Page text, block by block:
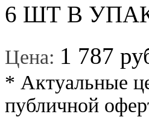
6 ШТ В
Цена: 1 787
* Актуальные
публичной